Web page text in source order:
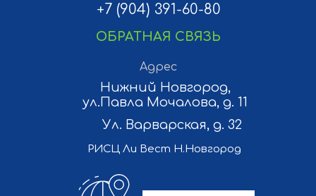
+7 (904) 391-60-80
ОБРАТНАЯ СВЯЗЬ
Адрес
Ул. Варварская, д. 32
Нижний Новгород,
ул.Павла Мочалова, д. 11
РИСЦ Ли Вест Н.Новгород